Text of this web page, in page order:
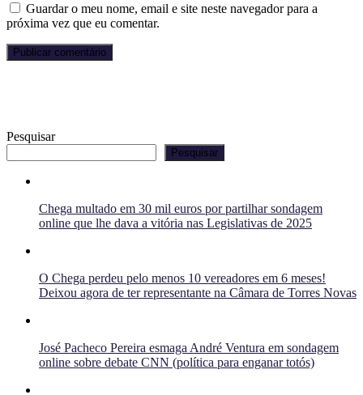
Guardar o meu nome, email e site neste navegador para a
próxima vez que eu comentar.
Pesquisar
Pesquisar
Chega multado em 30 mil euros por partilhar sondagem
online que lhe dava a vitória nas Legislativas de 2025
O Chega perdeu pelo menos 10 vereadores em 6 meses!
Deixou agora de ter representante na Câmara de Torres Novas
José Pacheco Pereira esmaga André Ventura em sondagem
online sobre debate CNN (política para enganar totós)